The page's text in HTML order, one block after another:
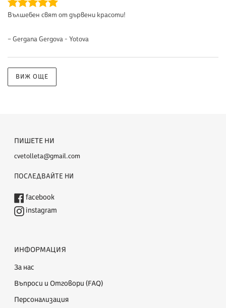
Вълшебен свят от дървени красоти!
– Gergana Gergova - Yotova
ВИЖ ОЩЕ
ПИШЕТЕ НИ
cvetolleta@gmail.com
ПОСЛЕДВАЙТЕ НИ
facebook
instagram
ИНФОРМАЦИЯ
За нас
Въпроси и Отговори (FAQ)
Персонализация